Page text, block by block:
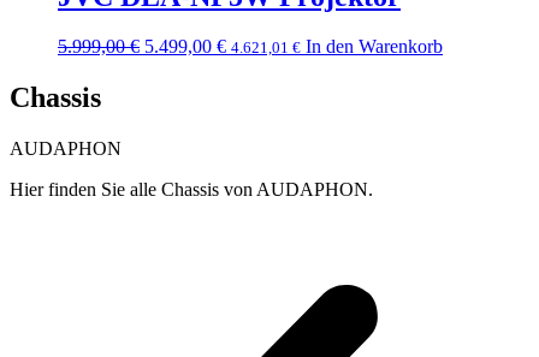
5.999,00€ Ursprünglicher
5.499,00 € Aktueller
4.621,01 € In den Warenkorb
Chassis
AUDAPHON
Hier finden Sie alle Chassis von AUDAPHON.